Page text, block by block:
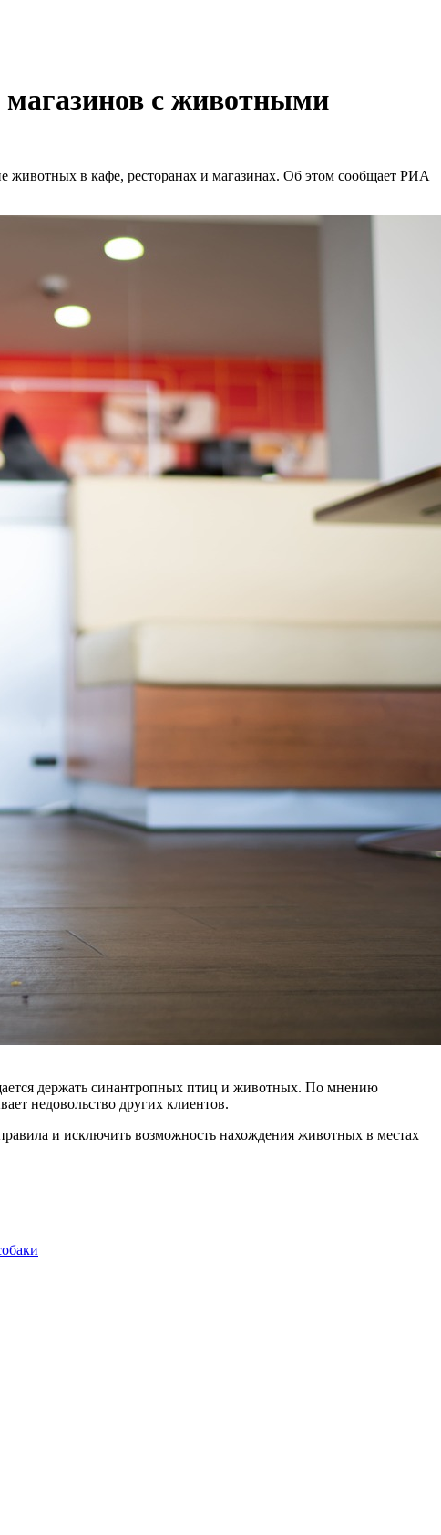
магазинов с животными
в кафе, ресторанах и магазинах. Об этом сообщает РИА
держать синантропных птиц и животных. По мнению
недовольство других клиентов.
и исключить возможность нахождения животных в местах